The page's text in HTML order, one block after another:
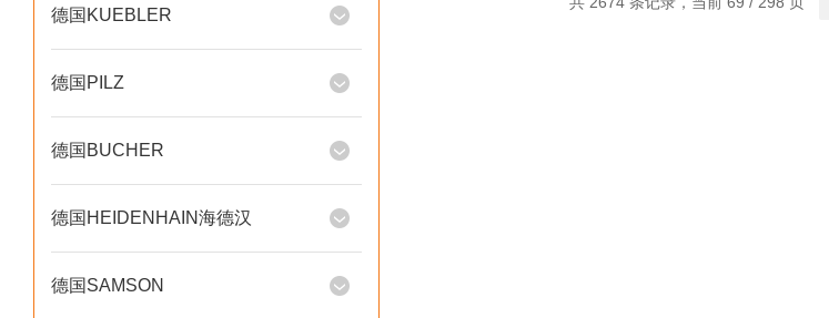
德国KUEBLER
德国PILZ
德国BUCHER
德国HEIDENHAIN海德汉
德国SAMSON